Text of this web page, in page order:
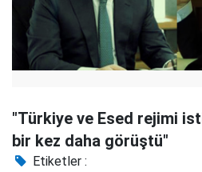
"Türkiye ve Esed rejimi
bir kez daha görüştü"
Etiketler :